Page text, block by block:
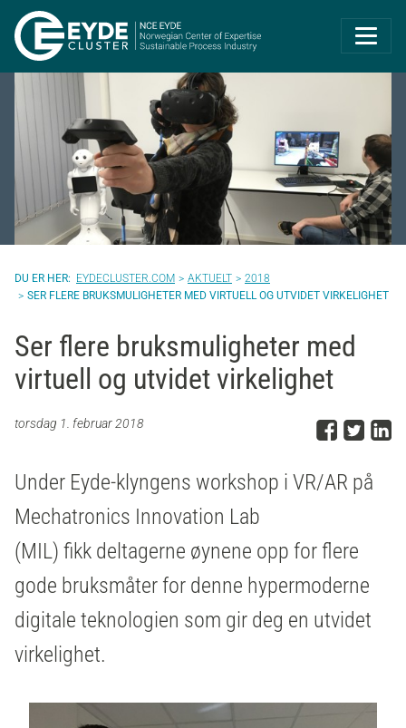
Eyde-Cluster |
EYDECLUSTER.COM AKTUELT
2018
SER FLERE BRUKSMULIGHETER MED VIRTUELL OG UTVIDET VIRKELIGHET
Ser flere bruksmuligheter med
virtuell og utvidet virkelighet
torsdag 1. februar 2018 DelDel
Under Eyde-klyngens workshop i VR/AR på
Mechatronics Innovation Lab
(MIL) fikk deltagerne øynene opp for flere
gode bruksmåter for denne hypermoderne
digitale teknologien som gir deg en utvidet
virkelighet.